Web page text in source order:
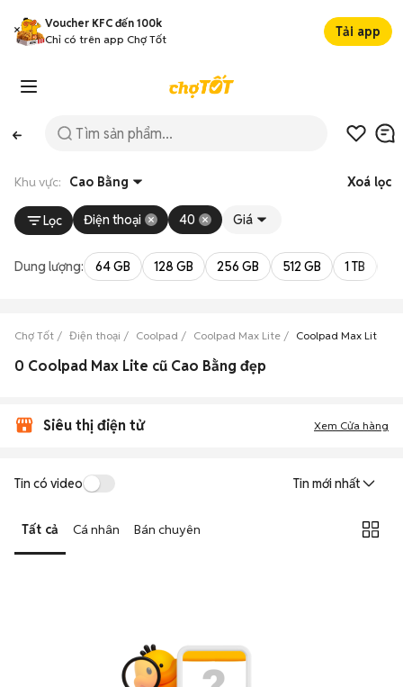
Voucher KFC đến 100k
Chỉ có trên app Chợ Tốt
Tải app
Khu vực: Cao Bằng Xoá lọc
Lọc Điện thoại 40 Giá
Dung lượng: 64 GB 128 GB 256 GB 512 GB 1 TB
Chợ Tốt Điện thoại Coolpad Coolpad Max Lite Coolpad Max Lite
0 Coolpad Max Lite cũ Cao Bằng đẹp
Siêu thị điện tử Xem Cửa hàng
Tin có video Tin mới nhất
Tất cả Cá nhân Bán chuyên